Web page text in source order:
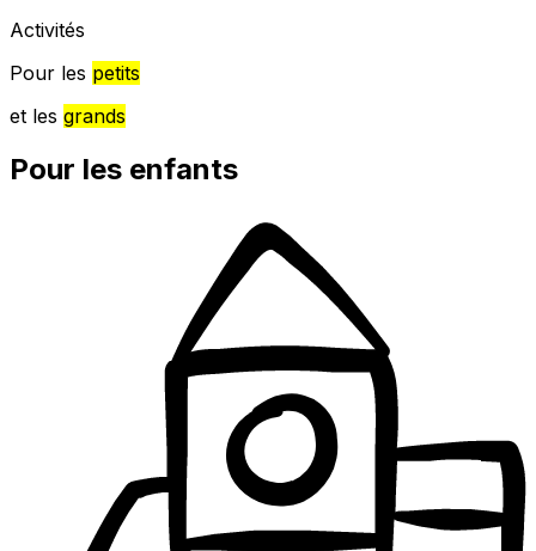
Activités
Pour les petits
et les grands
Pour les enfants